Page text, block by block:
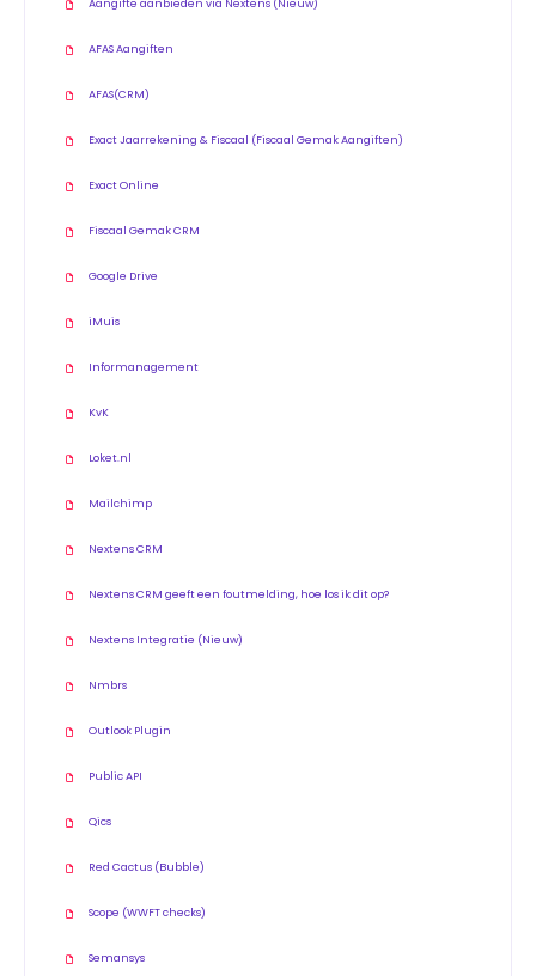
AFAS Aangiften
AFAS(CRM)
Exact Jaarrekening & Fiscaal (Fiscaal Gemak Aangiften)
Exact Online
Fiscaal Gemak CRM
Google Drive
iMuis
Informanagement
KvK
Loket.nl
Mailchimp
Nextens CRM
Nextens CRM geeft een foutmelding, hoe los ik dit op?
Nextens Integratie (Nieuw)
Nmbrs
Outlook Plugin
Public API
Qics
Red Cactus (Bubble)
Scope (WWFT checks)
Semansys